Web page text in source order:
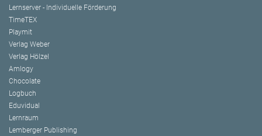
Lernserver - Individuelle Förderung
TimeTEX
Playmit
Verlag Weber
Verlag Hölzel
Amlogy
Chocolate
Logbuch
Eduvidual
Lernraum
Lemberger Publishing